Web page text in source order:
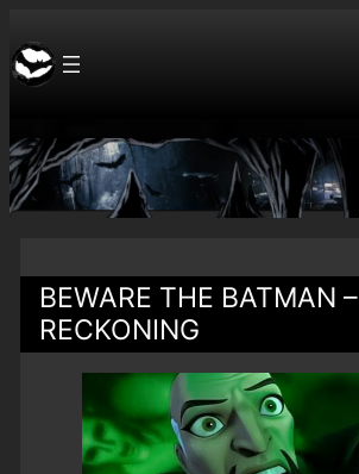
BEWARE THE BATMAN –
RECKONING